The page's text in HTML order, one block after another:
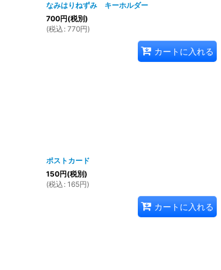
なみはりねずみ キーホルダー
700円(税別)
(税込 : 770円)
カートに入れる
ポストカード
150円(税別)
(税込 : 165円)
カートに入れる